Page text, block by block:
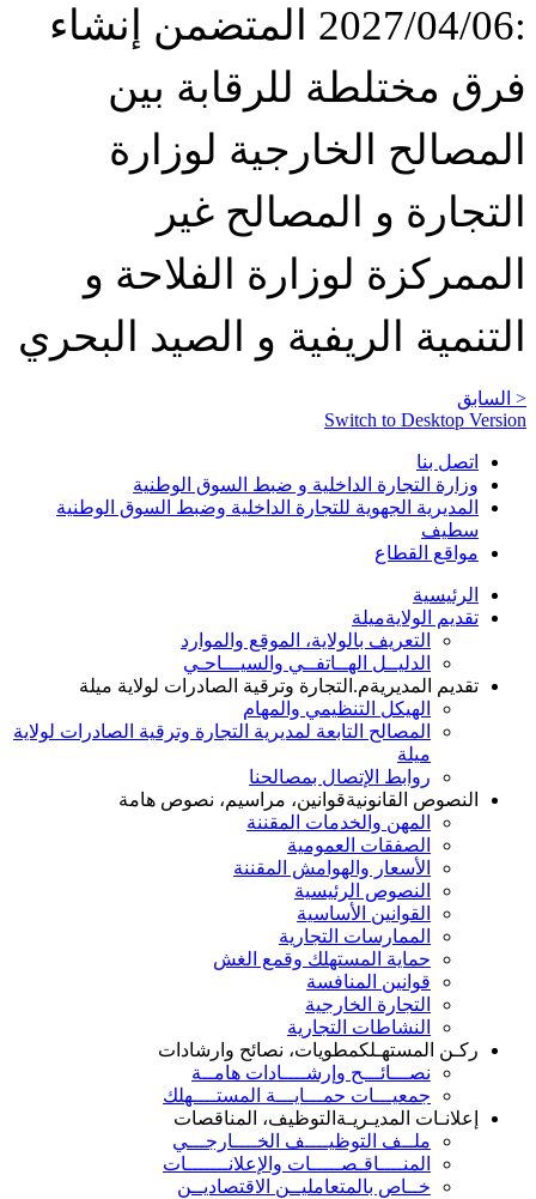
:2027/04/06 المتضمن إنشاء
فرق مختلطة للرقابة بين
المصالح الخارجية لوزارة
التجارة و المصالح غير
الممركزة لوزارة الفلاحة و
التنمية الريفية و الصيد البحري
< السابق
Switch to Desktop Version
اتصل بنا
وزارة التجارة الداخلية و ضبط السوق الوطنية
المديرية الجهوية للتجارة الداخلية وضبط السوق الوطنية
سطيف
مواقع القطاع
الرئيسية
تقديم الولايةميلة
التعريف بالولاية، الموقع والموارد
الدليــل الهــاتفــي والسيـــاحـي
تقديم المديريةم.التجارة وترقية الصادرات لولاية ميلة
الهيكل التنظيمي والمهام
المصالح التابعة لمديرية التجارة وترقية الصادرات لولاية
ميلة
روابط الإتصال بمصالحنا
النصوص القانونيةقوانين، مراسيم، نصوص هامة
المهن والخدمات المقننة
الصفقات العمومية
الأسعار والهوامش المقننة
النصوص الرئيسية
القوانين الأساسية
الممارسات التجارية
حماية المستهلك وقمع الغش
قوانين المنافسة
التجارة الخارجية
النشاطات التجارية
ركـن المستهـلكمطويات، نصائح وارشادات
نصـــائـــح وإرشــــادات هامــة
جمعيـــات حمـــايـــة المستــــهلك
إعلانـات المديـريـة التوظيف، المناقصات
ملــف التوظيــــف الخــــارجـــي
المنــــاقـصـــــات والإعلانـــــــات
خــاص بالمتعامليــن الاقتصاديــن